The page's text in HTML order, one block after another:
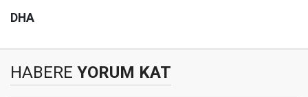
DHA
HABERE YORUM KAT